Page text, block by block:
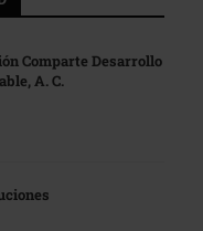
Comparte Desarrollo
A. C.